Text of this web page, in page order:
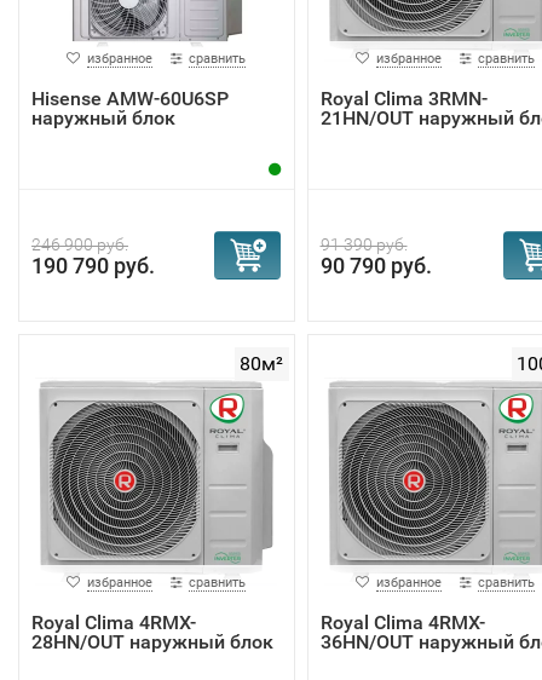
избранное сравнить
Hisense AMW-60U6SP
наружный блок
246 900 руб.
190 790 руб.
избранное сравнить
Royal Clima 3RMN-
21HN/OUT наружный
91 390 руб.
90 790 руб.
80м²
избранное сравнить
Royal Clima 4RMX-
28HN/OUT наружный блок
избранное сравнить
Royal Clima 4RMX-
36HN/OUT наружный